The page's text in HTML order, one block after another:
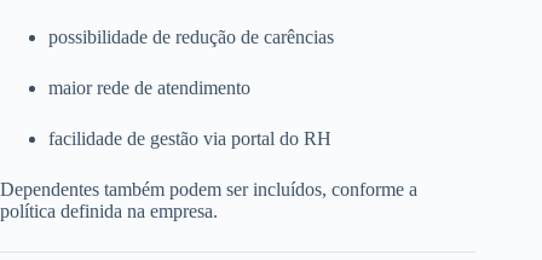
possibilidade de redução de carências
maior rede de atendimento
facilidade de gestão via portal do RH
Dependentes também podem ser incluídos, conforme a
política definida na empresa.